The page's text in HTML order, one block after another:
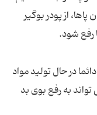
از پودر بوگیر
در حال تولید مواد
به رفع بوی بد